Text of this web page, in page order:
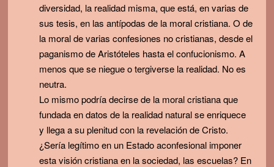
diversidad, la realidad misma, que está, en varias de
sus tesis, en las antípodas de la moral cristiana. O de
la moral de varias confesiones no cristianas, desde el
paganismo de Aristóteles hasta el confucionismo. A
menos que se niegue o tergiverse la realidad. No es
neutra.
Lo mismo podría decirse de la moral cristiana que
fundada en datos de la realidad natural se enriquece
y llega a su plenitud con la revelación de Cristo.
¿Sería legítimo en un Estado aconfesional imponer
esta visión cristiana en la sociedad, las escuelas? En